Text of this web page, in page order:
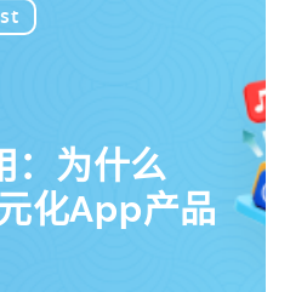
：为什么
化App产品